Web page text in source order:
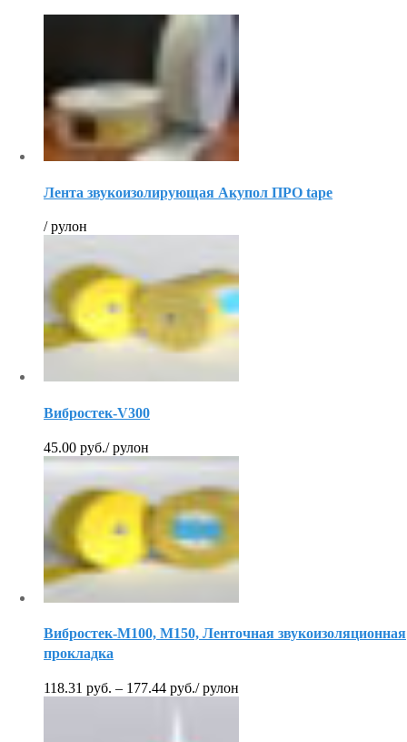
Лента звукоизолирующая Акупол ПРО tape
/ рулон
Вибростек-V300
45.00 руб./ рулон
Вибростек-М100, М150, Ленточная звукоизоляционная
прокладка
118.31 руб. – 177.44 руб./ рулон